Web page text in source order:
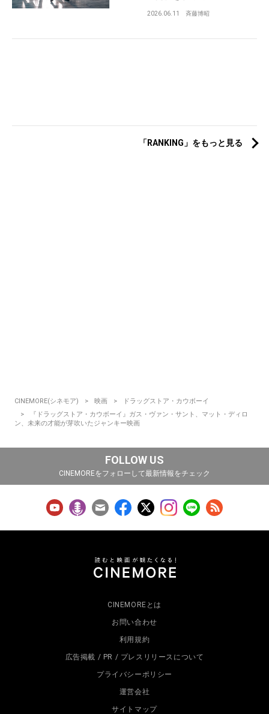
2026.06.11 斉藤博昭
「RANKING」をもっと見る
CINEMORE(シネモア) 映画
ドラッグストア・カウボーイ
『ドラッグストア・カウボーイ』ガス・ヴァン・サント、マット・ディロ
ン、未来の才能が芽吹いたジャンキー映画
FOLLOW US
CINEMOREをフォローして最新情報をチェック
CINEMOREとは
お問い合わせ
利用規約
広告掲載 / PR / プレスリリースについて
プライバシーポリシー
運営会社
サイトマップ